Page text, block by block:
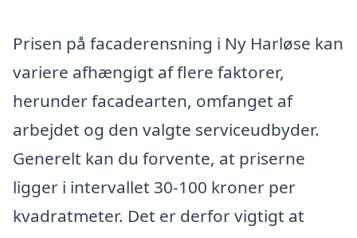
Prisen på facaderensning i Ny Harløse kan
variere afhængigt af flere faktorer,
herunder facadearten, omfanget af
arbejdet og den valgte serviceudbyder.
Generelt kan du forvente, at priserne
ligger i intervallet 30-100 kroner per
kvadratmeter. Det er derfor vigtigt at